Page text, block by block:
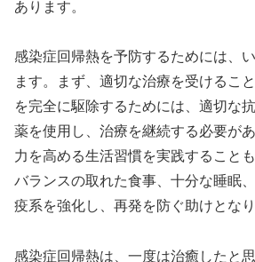
あります。
感染症回帰熱を予防するためには、
ます。まず、適切な治療を受けるこ
を完全に駆除するためには、適切な
薬を使用し、治療を継続する必要が
力を高める生活習慣を実践すること
バランスの取れた食事、十分な睡眠
疫系を強化し、再発を防ぐ助けとなり
感染症回帰熱は、一度は治癒したと